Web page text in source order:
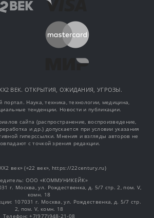
ВЕК. ОТКРЫТИЯ, ОЖИДАНИЯ, УГРОЗЫ.
портал. Наука, техника, технологии, медицина,
тенденции. Новости и публикации.
сайта (распространение, воспроизведение,
и др.) допускается при условии указания
гиперссылки. Мнения и взгляды авторов не
с точкой зрения редакции.
век» («22 век», https://22century.ru)
OOO «КОММУНИКЕЙК»
г. Москва, ул. Рождественка, д. 5/7 стр. 2, пом. V,
комн. 18
107031 г. Москва, ул. Рождественка, д. 5/7 стр.
2, пом. V, комн. 18
Телефон: +7(977)948-21-08